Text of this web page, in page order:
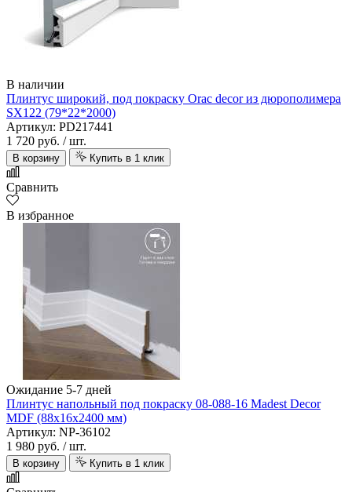
В наличии
Плинтус широкий, под покраску Orac decor из дюрополимера
SX122 (79*22*2000)
Артикул: PD217441
1 720 руб. / шт.
В корзину Купить в 1 клик
Сравнить
В избранное
Ожидание 5-7 дней
Плинтус напольный под покраску 08-088-16 Madest Decor
MDF (88х16х2400 мм)
Артикул: NP-36102
1 980 руб. / шт.
В корзину Купить в 1 клик